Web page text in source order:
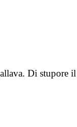
Di stupore